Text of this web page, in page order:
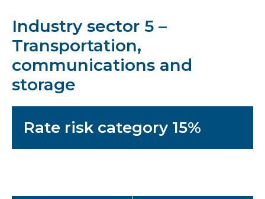
Industry sector 5 –
Transportation,
communications and
storage
Rate risk category 15%